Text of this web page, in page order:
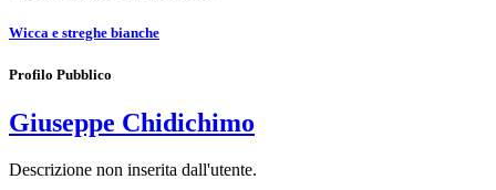
Wicca e streghe bianche
Profilo Pubblico
Giuseppe Chidichimo
Descrizione non inserita dall'utente.